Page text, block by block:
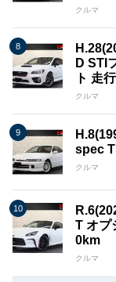
クルマ
D STI
ト 走
クルマ
spec
クルマ
T オプ
0km
クルマ